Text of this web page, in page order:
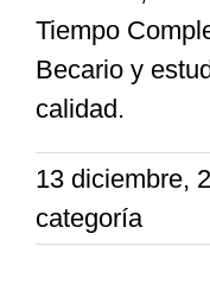
Tiempo
Becario y
calidad.
13 diciembre,
categoría